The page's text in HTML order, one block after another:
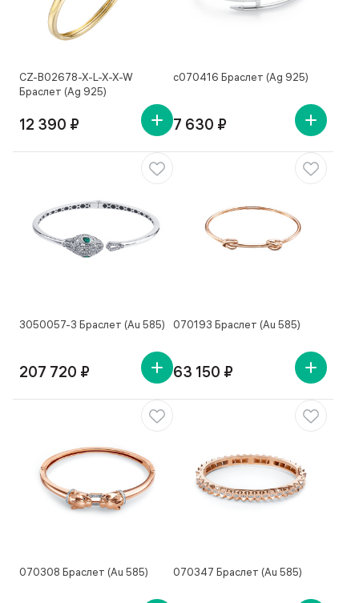
CZ-B02678-X-L-X-X-W
Браслет (Ag 925)
12 390 ₽
с070416 Браслет (Ag 925)
7 630 ₽
3050057-3 Браслет (Au 585)
207 720 ₽
070193 Браслет (Au 585)
63 150 ₽
070308 Браслет (Au 585) 070347 Браслет (Au 585)